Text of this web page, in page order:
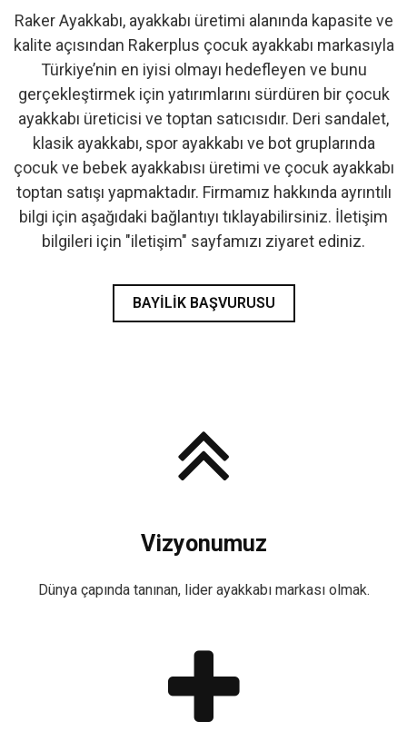
- İlk Adım & Bebek Ayakkabı
- Babetler
Raker Ayakkabı, ayakkabı üretimi alanında kapasite ve
kalite açısından Rakerplus çocuk ayakkabı markasıyla
Türkiye’nin en iyisi olmayı hedefleyen ve bunu
gerçekleştirmek için yatırımlarını sürdüren bir çocuk
ayakkabı üreticisi ve toptan satıcısıdır. Deri sandalet,
klasik ayakkabı, spor ayakkabı ve bot gruplarında
çocuk ve bebek ayakkabısı üretimi ve çocuk ayakkabı
toptan satışı yapmaktadır. Firmamız hakkında ayrıntılı
bilgi için aşağıdaki bağlantıyı tıklayabilirsiniz. İletişim
bilgileri için "iletişim" sayfamızı ziyaret ediniz.
BAYILIK BAŞVURUSU
Vizyonumuz
Dünya çapında tanınan, lider ayakkabı markası olmak.